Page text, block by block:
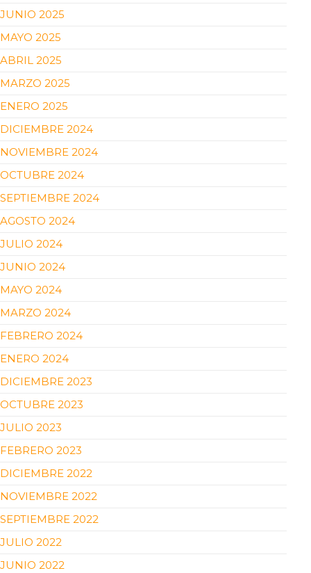
JUNIO 2025
MAYO 2025
ABRIL 2025
MARZO 2025
ENERO 2025
DICIEMBRE 2024
NOVIEMBRE 2024
OCTUBRE 2024
SEPTIEMBRE 2024
AGOSTO 2024
JULIO 2024
JUNIO 2024
MAYO 2024
MARZO 2024
FEBRERO 2024
ENERO 2024
DICIEMBRE 2023
OCTUBRE 2023
JULIO 2023
FEBRERO 2023
DICIEMBRE 2022
NOVIEMBRE 2022
SEPTIEMBRE 2022
JULIO 2022
JUNIO 2022